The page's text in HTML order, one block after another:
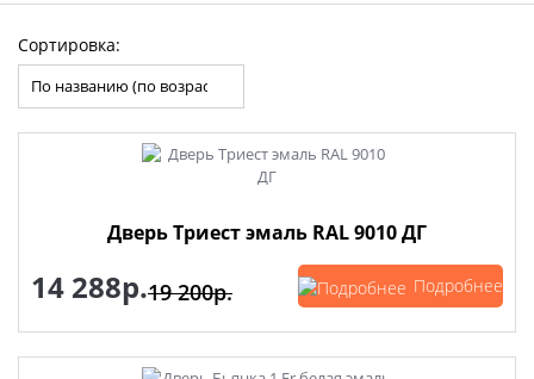
Сортировка:
Дверь Триест эмаль RAL 9010 ДГ
14 288р.19 200р. Подробнее